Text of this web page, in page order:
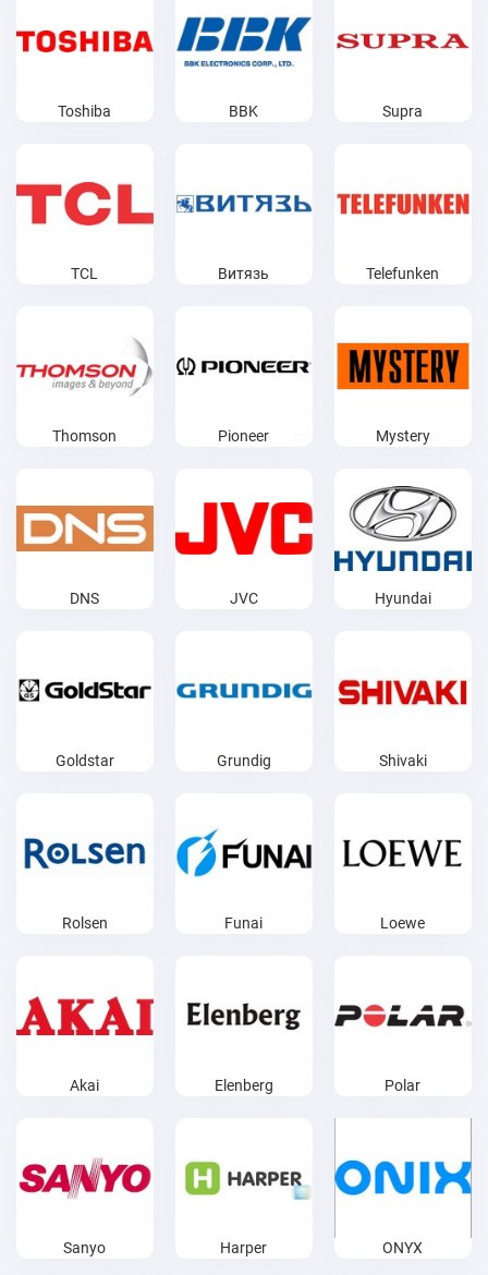
Toshiba BBK Supra
TCL Витязь Telefunken
Thomson Pioneer Mystery
DNS JVC Hyundai
Goldstar Grundig Shivaki
Rolsen Funai Loewe
Akai Elenberg Polar
Sanyo Harper ONYX